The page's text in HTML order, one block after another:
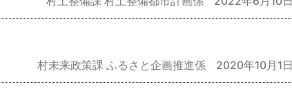
村未来政策課 ふるさと企画推進係 2020年10月1日